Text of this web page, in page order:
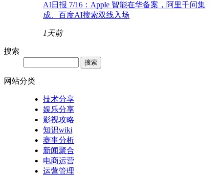
AI日报 7/16：Apple 智能在华备案，阿里千问集
成、百度AI搜索双线入场
1天前
搜索
网站分类
技术分享
娱乐分享
影视攻略
知识wiki
赛事分析
新闻聚合
电商运营
运营管理